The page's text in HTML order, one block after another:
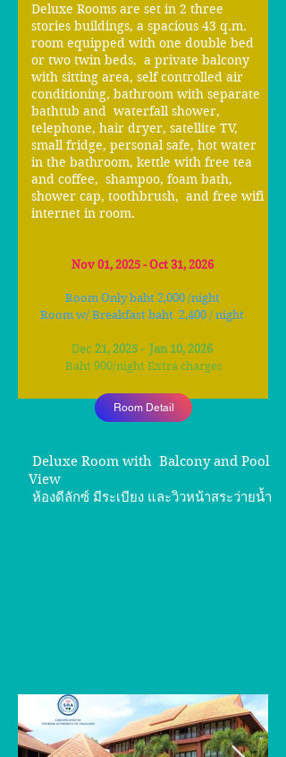
Deluxe Rooms are set in 2 three
stories buildings, a spacious 43 q.m.
room equipped with one double bed
or two twin beds, a private balcony
with sitting area, self controlled air
conditioning, bathroom with separate
bathtub and waterfall shower,
telephone, hair dryer, satellite TV,
small fridge, personal safe, hot water
in the bathroom, kettle with free tea
and coffee, shampoo, foam bath,
shower cap, toothbrush, and free wifi
internet in room.
Nov 01, 2025 - Oct 31, 2026
Room Only baht 2,000 /night
Room w/ Breakfast baht 2,400 / night
Dec 21, 2025 - Jan 10, 2026
Baht 900/night Extra charges
Room Detail
Deluxe Room with Balcony and Pool
View
ห้องดีลักซ์ มีระเบียง และวิวหน้าสระว่ายน้ำ